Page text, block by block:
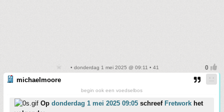
• donderdag 1 mei 2025 @ 09:11 • 41
michaelmoore
begin ook een voedselbos
Op donderdag 1 mei 2025 09:05 schreef Fretwork het